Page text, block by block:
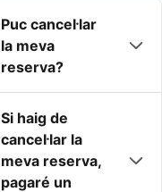
Puc cancel·lar
la meva
reserva?
Si haig de
cancel·lar la
meva reserva,
pagaré un